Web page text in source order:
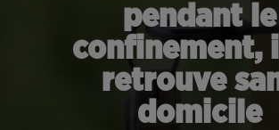
pendant le
confinement,
retrouve
domicile